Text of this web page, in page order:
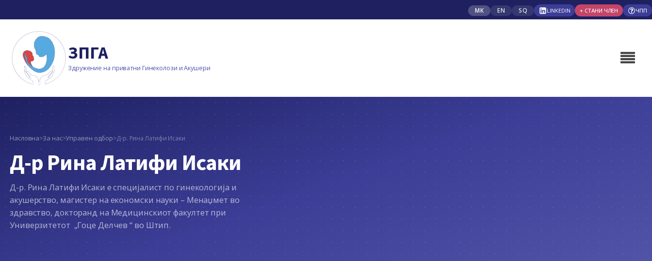
МК EN SQ LINKEDIN + СТАНИ ЧЛЕН ЧПП
ЗПГА
Здружение на приватни Гинеколози и Акушери
Насловна>За нас>Управен одбор>Д-р. Рина Латифи Исаки
Д-р Рина Латифи Исаки
Д-р. Рина Латифи Исаки е специјалист по гинекологија и
акушерство, магистер на економски науки – Менаџмет во
здравство, докторанд на Медицинскиот факултет при
Универзитетот „Гоце Делчев “ во Штип.